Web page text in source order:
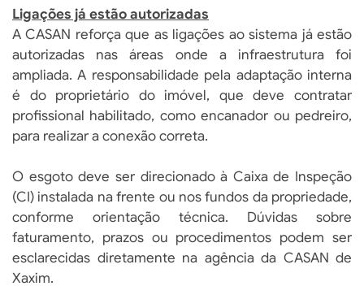
Ligações já estão autorizadas
A CASAN reforça que as ligações ao sistema já estão
autorizadas nas áreas onde a infraestrutura foi
ampliada. A responsabilidade pela adaptação interna
é do proprietário do imóvel, que deve contratar
profissional habilitado, como encanador ou pedreiro,
para realizar a conexão correta.
O esgoto deve ser direcionado à Caixa de Inspeção
(CI) instalada na frente ou nos fundos da propriedade,
conforme orientação técnica. Dúvidas sobre
faturamento, prazos ou procedimentos podem ser
esclarecidas diretamente na agência da CASAN de
Xaxim.